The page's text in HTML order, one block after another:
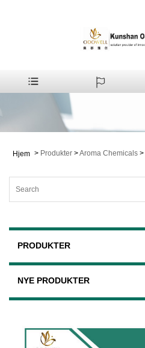
Hjem > Produkter >Aroma Chemicals >
PRODUKTER
NYE PRODUKTER